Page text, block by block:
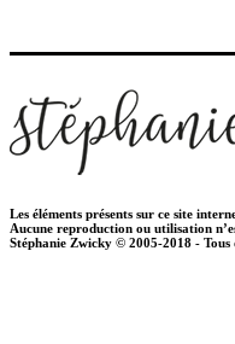
Les éléments présents sur ce site
Aucune reproduction ou utilisation
Stéphanie Zwicky © 2005-2018 - Tous